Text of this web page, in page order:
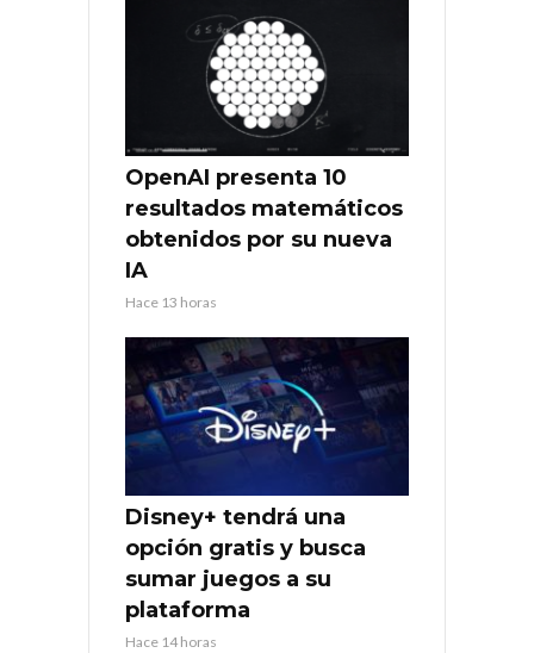
OpenAI presenta 10
resultados matemáticos
obtenidos por su nueva
IA
Hace 13 horas
Disney+ tendrá una
opción gratis y busca
sumar juegos a su
plataforma
Hace 14 horas